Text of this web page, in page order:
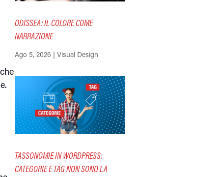
ODISSEA: IL COLORE COME
NARRAZIONE
Ago 5, 2026 | Visual Design
TASSONOMIE IN WORDPRESS:
CATEGORIE E TAG NON SONO LA